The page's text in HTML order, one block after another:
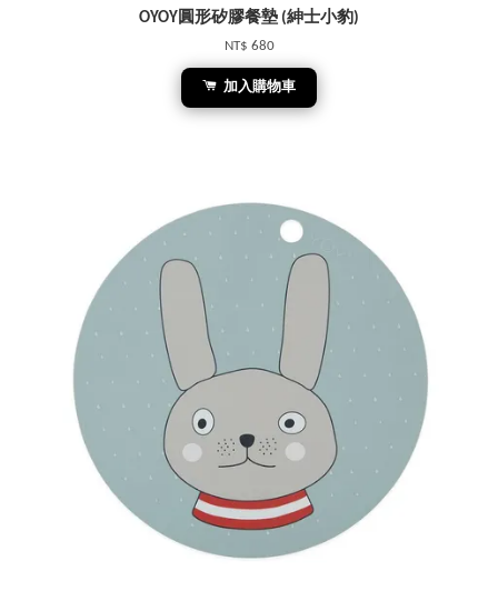
OYOY圓形矽膠餐墊 (紳士小豹)
NT$ 680
加入購物車